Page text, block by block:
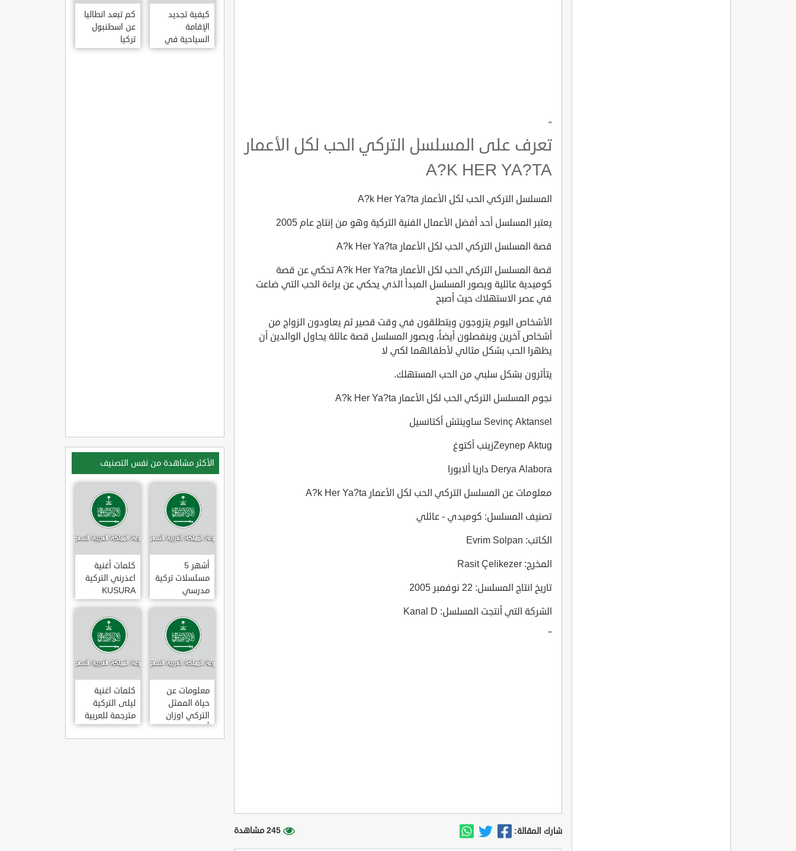
"
تعرف على المسلسل التركي الحب لكل الأعمار
A?K HER YA?TA
المسلسل التركي الحب لكل الأعمار A?k Her Ya?ta
يعتبر المسلسل أحد أفضل الأعمال الفنية التركية وهو من إنتاج عام 2005
قصة المسلسل التركي الحب لكل الأعمار A?k Her Ya?ta
قصة المسلسل التركي الحب لكل الأعمار A?k Her Ya?ta تحكي عن قصة
كوميدية عائلية ويصور المسلسل المبدأ الذي يحكي عن براءة الحب التي ضاعت
في عصر الاستهلاك حيث أصبح
الأشخاص اليوم يتزوجون ويتطلقون في وقت قصير ثم يعاودون الزواج من
أشخاص آخرين وينفصلون أيضاً، ويصور المسلسل قصة عائلة يحاول الوالدين أن
يظهرا الحب بشكل مثالي لأطفالهما لكي لا
يتأثرون بشكل سلبي من الحب المستهلك.
نجوم المسلسل التركي الحب لكل الأعمار A?k Her Ya?ta
Sevinç Aktansel ساوينتش أكتانسيل
Zeynep Aktugزينب أكتوغ
Derya Alabora داريا ألابورا
معلومات عن المسلسل التركي الحب لكل الأعمار A?k Her Ya?ta
تصنيف المسلسل: كوميدي - عائلي
الكاتب: Evrim Solpan
المخرج: Rasit Çelikezer
تاريخ انتاج المسلسل: 22 نوفمبر 2005
الشركة التي أنتجت المسلسل: Kanal D
"
شارك المقالة: 245 مشاهدة
كيفية تجديد
الإقامة
السياحية في
تركيا وما
كم تبعد انطاليا
عن اسطنبول
تركيا
الأكثر مشاهدة من نفس التصنيف
أشهر 5
مسلسلات تركية
مدرسي
رومانسي و
كوميدي و
درامي مدبلج.
في تركيا
كلمات أغنية
اعذرني التركية
KUSURA
BAKMA
مترجمة للعربية
غناء المطربة
سيزن أكسو
SEZEN AKSU
معلومات عن
حياة الممثل
التركي اوزان
أكبابا OZAN
AKBABA
كلمات اغنية
ليلى التركية
مترجمة للعربية
غناء المطرب
مراد دالكليليتش